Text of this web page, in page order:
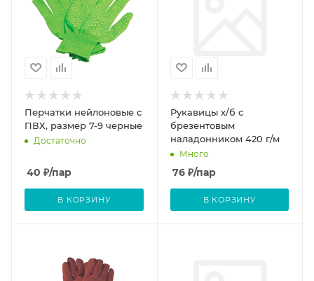
Перчатки нейлоновые с
ПВХ, размер 7-9 черные
Достаточно
40 ₽/пар
В КОРЗИНУ
Рукавицы х/б с
брезентовым
наладонником 420 г/м
Много
76₽/пар
В КОРЗИНУ